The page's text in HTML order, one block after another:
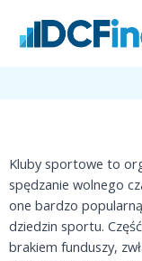
treści
25 listopada, 2021
Klub Sportowy – od
Kluby sportowe to
spędzanie wolnego
one bardzo
dziedzin sportu.
brakiem funduszy,